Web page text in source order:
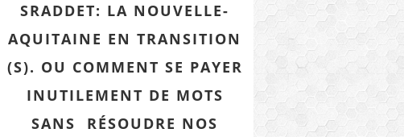
SRADDET: LA NOUVELLE-
AQUITAINE EN TRANSITION
(S). OU COMMENT SE PAYER
INUTILEMENT DE MOTS
SANS RÉSOUDRE NOS